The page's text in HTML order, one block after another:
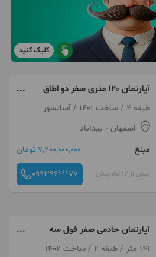
کلیک کنید
آپارتمان ۱۲۰ متری صفر دو اطاق
خوابه
طبقه 4 / ساخت 1401 / آسانسور
اصفهان - بیدآباد
مبلغ
7,200,000,000 تومان
بیش از 12 ماه پیش 099396***77
آپارتمان خادمی صفر فول سه
خواب
141 متر / طبقه 2 / ساخت 1402